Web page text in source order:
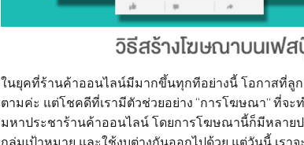
ในยุคที่ร้านค้าออนไลน์มีมากขึ้นทุกทีอย่างนี้ โอกาสที่
ตามค่ะ แต่โชคดีที่เรามีตัวช่วยอย่าง “การโฆษณา” ที่จ
มหาประชาร้านค้าออนไลน์ โดยการโฆษณานี้ก็มีหลาย
กลุ่มเป้าหมาย และใช้งบต่างกันออกไปด้วย แต่วันนี้ เร